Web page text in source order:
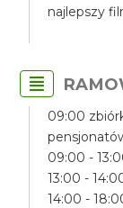
najlepszy
09:00
09:00 -
13:00 -
14:00 -